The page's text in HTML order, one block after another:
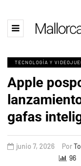
TECNOLOGÍA Y
Apple
gafas
junio 7, 2026 Por
96